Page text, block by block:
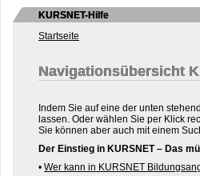
KURSNET-Hilfe
Startseite
Navigationsübersicht
Indem Sie auf eine der unten
lassen. Oder wählen Sie per Klick
Sie können aber auch mit einem
Der Einstieg in KURSNET – Das
• Wer kann in KURSNET